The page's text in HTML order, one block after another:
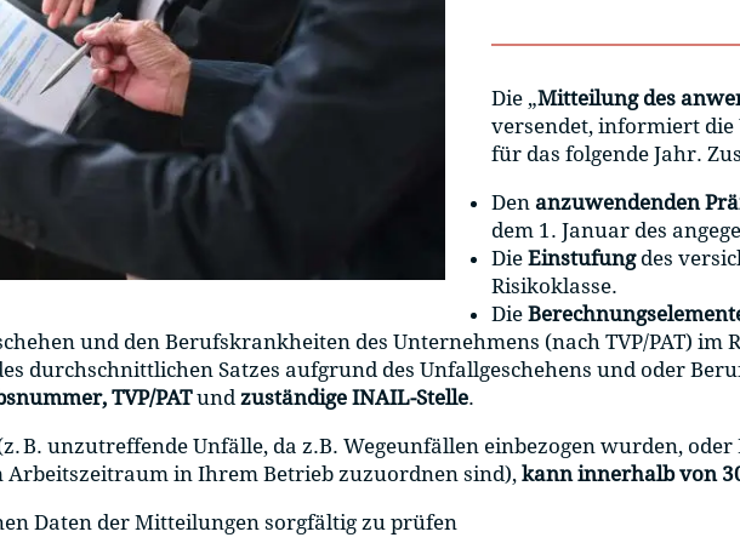
Die „Mitteilung des
versendet, informiert
für das folgende Jahr.
Den anzuwendenden
dem 1. Januar des
Die Einstufungdes
Risikoklasse.
Die
und den Berufskrankheiten des Unternehmens (nach TVP/PAT)
durchschnittlichen Satzes aufgrund des Unfallgeschehens und oder
TVP/PATundzuständige INAIL-Stelle.
B. unzutreffende Unfälle, da z.B. Wegeunfällen einbezogen wurden,
in Ihrem Betrieb zuzuordnen sind), kann innerhalb von
Daten der Mitteilungen sorgfältig zu prüfen